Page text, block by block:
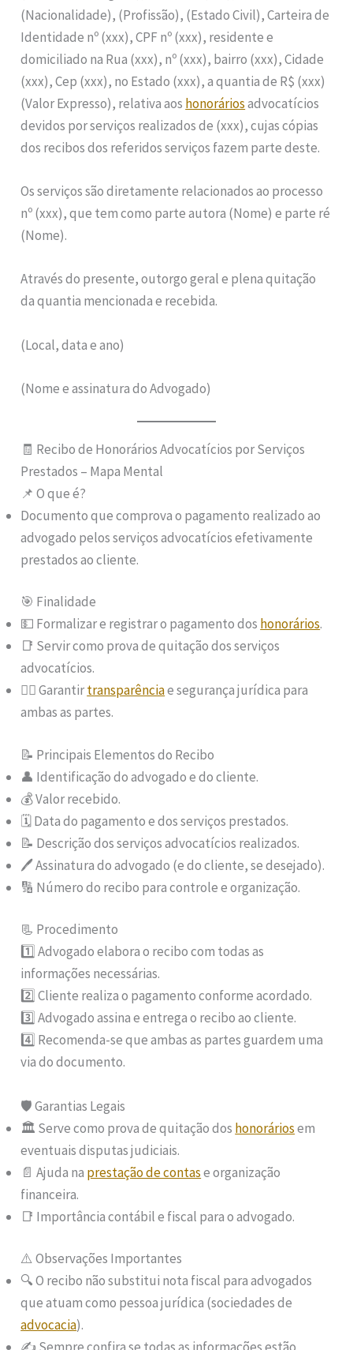
(Nacionalidade), (Profissão), (Estado Civil), Carteira de
Identidade nº (xxx), CPF nº (xxx), residente e
domiciliado na Rua (xxx), nº (xxx), bairro (xxx), Cidade
(xxx), Cep (xxx), no Estado (xxx), a quantia de R$ (xxx)
(Valor Expresso), relativa aos honoráriosadvocatícios
devidos por serviços realizados de (xxx), cujas cópias
dos recibos dos referidos serviços fazem parte deste.
Os serviços são diretamente relacionados ao processo
nº (xxx), que tem como parte autora (Nome) e parte ré
(Nome).
Através do presente, outorgo geral e plena quitação
da quantia mencionada e recebida.
(Local, data e ano)
(Nome e assinatura do Advogado)
🧾 Recibo de Honorários Advocatícios por Serviços
Prestados – Mapa Mental
📌 O que é?
Documento que comprova o pagamento realizado ao
advogado pelos serviços advocatícios efetivamente
prestados ao cliente.
🎯 Finalidade
💵 Formalizar e registrar o pagamento dos honorários.
📑 Servir como prova de quitação dos serviços
advocatícios.
🧑‍⚖️ Garantirtransparênciae segurança jurídica para
ambas as partes.
📝 Principais Elementos do Recibo
👤 Identificação do advogado e do cliente.
💰 Valor recebido.
🗓️ Data do pagamento e dos serviços prestados.
📝 Descrição dos serviços advocatícios realizados.
🖊️ Assinatura do advogado (e do cliente, se desejado).
🔢 Número do recibo para controle e organização.
📃 Procedimento
1️⃣ Advogado elabora o recibo com todas as
informações necessárias.
2️⃣ Cliente realiza o pagamento conforme acordado.
3️⃣ Advogado assina e entrega o recibo ao cliente.
4️⃣ Recomenda-se que ambas as partes guardem uma
via do documento.
🛡️ Garantias Legais
🏛️ Serve como prova de quitação dos honoráriosem
eventuais disputas judiciais.
📄 Ajuda na prestação de contase organização
financeira.
📑 Importância contábil e fiscal para o advogado.
⚠️ Observações Importantes
🔍 O recibo não substitui nota fiscal para advogados
que atuam como pessoa jurídica (sociedades de
advocacia).